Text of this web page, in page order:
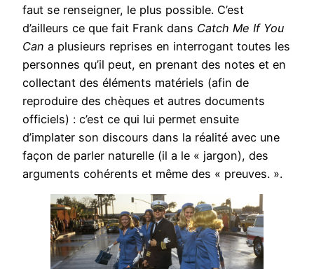
faut se renseigner, le plus possible. C’est
d’ailleurs ce que fait Frank dans Catch Me If You
Can a plusieurs reprises en interrogant toutes les
personnes qu’il peut, en prenant des notes et en
collectant des éléments matériels (afin de
reproduire des chèques et autres documents
officiels) : c’est ce qui lui permet ensuite
d’implater son discours dans la réalité avec une
façon de parler naturelle (il a le « jargon), des
arguments cohérents et même des « preuves. ».